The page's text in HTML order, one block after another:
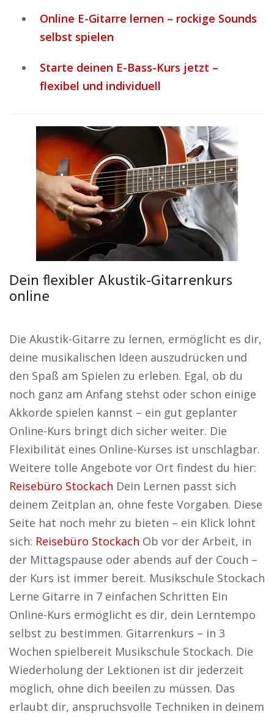
Online E-Gitarre lernen – rockige Sounds
selbst spielen
Starte deinen E-Bass-Kurs jetzt –
flexibel und individuell
Dein flexibler Akustik-Gitarrenkurs
online
Die Akustik-Gitarre zu lernen, ermöglicht es dir,
deine musikalischen Ideen auszudrücken und
den Spaß am Spielen zu erleben. Egal, ob du
noch ganz am Anfang stehst oder schon einige
Akkorde spielen kannst – ein gut geplanter
Online-Kurs bringt dich sicher weiter. Die
Flexibilität eines Online-Kurses ist unschlagbar.
Weitere tolle Angebote vor Ort findest du hier:
Reisebüro Stockach Dein Lernen passt sich
deinem Zeitplan an, ohne feste Vorgaben. Diese
Seite hat noch mehr zu bieten – ein Klick lohnt
sich: Reisebüro Stockach Ob vor der Arbeit, in
der Mittagspause oder abends auf der Couch –
der Kurs ist immer bereit. Musikschule Stockach
Lerne Gitarre in 7 einfachen Schritten Ein
Online-Kurs ermöglicht es dir, dein Lerntempo
selbst zu bestimmen. Gitarrenkurs – in 3
Wochen spielbereit Musikschule Stockach. Die
Wiederholung der Lektionen ist dir jederzeit
möglich, ohne dich beeilen zu müssen. Das
erlaubt dir, anspruchsvolle Techniken in deinem